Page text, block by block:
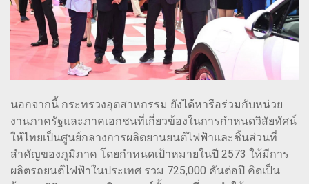
นอกจากนี้ กระทรวงอุตสาหกรรม ยังได้หารือร่วมกับหน่วย
งานภาครัฐและภาคเอกชนที่เกี่ยวข้องในการกำหนดวิสัยทัศน์
ให้ไทยเป็นศูนย์กลางการผลิตยานยนต์ไฟฟ้าและชิ้นส่วนที่
สำคัญของภูมิภาค โดยกำหนดเป้าหมายในปี 2573 ให้มีการ
ผลิตรถยนต์ไฟฟ้าในประเทศ รวม 725,000 คันต่อปี คิดเป็น